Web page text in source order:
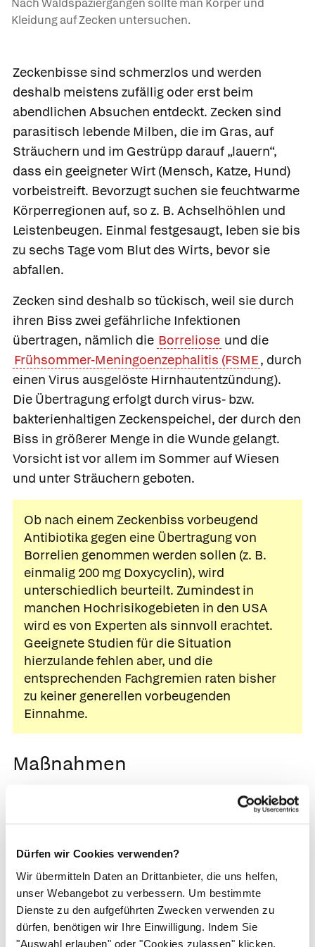
Dürfen wir Cookies verwenden?
Wir übermitteln Daten an Drittanbieter, die uns helfen,
unser Webangebot zu verbessern. Um bestimmte
Dienste zu den aufgeführten Zwecken verwenden zu
dürfen, benötigen wir Ihre Einwilligung. Indem Sie
"Auswahl erlauben" oder "Cookies zulassen" klicken,
Kleidung auf Zecken untersuchen.
Zeckenbisse sind schmerzlos und werden
deshalb meistens zufällig oder erst beim
abendlichen Absuchen entdeckt. Zecken sind
parasitisch lebende Milben, die im Gras, auf
Sträuchern und im Gestrüpp darauf „lauern“,
dass ein geeigneter Wirt (Mensch, Katze, Hund)
vorbeistreift. Bevorzugt suchen sie feuchtwarme
Körperregionen auf, so z. B. Achselhöhlen und
Leistenbeugen. Einmal festgesaugt, leben sie bis
zu sechs Tage vom Blut des Wirts, bevor sie
abfallen.
Zecken sind deshalb so tückisch, weil sie durch
ihren Biss zwei gefährliche Infektionen
übertragen, nämlich die Borreliose und die
Frühsommer-Meningoenzephalitis (FSME, durch
einen Virus ausgelöste Hirnhautentzündung).
Die Übertragung erfolgt durch virus- bzw.
bakterienhaltigen Zeckenspeichel, der durch den
Biss in größerer Menge in die Wunde gelangt.
Vorsicht ist vor allem im Sommer auf Wiesen
und unter Sträuchern geboten.
Ob nach einem Zeckenbiss vorbeugend
Antibiotikagegen eine Übertragung von
Borrelien genommen werden sollen (z. B.
einmalig 200 mg Doxycyclin), wird
unterschiedlich beurteilt. Zumindest in
manchen Hochrisikogebieten in den USA
wird es von Experten als sinnvoll erachtet.
Geeignete Studien für die Situation
hierzulande fehlen aber, und die
entsprechenden Fachgremien raten bisher
zu keiner generellen vorbeugenden
Einnahme.
Maßnahmen
Falls sich eine Zecke
festgesaugt hat, entfernen Sie diese möglichst
Greifen Sie die Zecke am besten mit einer
Pinzette oder einer speziellen Zeckenzange aus
der Apotheke so nah wie möglich an ihrem
Kopf und ziehen Sie sie vorsichtig heraus.